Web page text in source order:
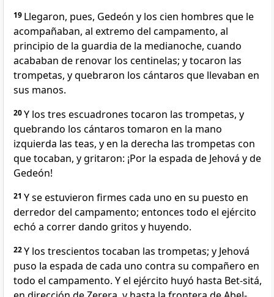
19 Llegaron, pues, Gedeón y los cien hombres que le
acompañaban, al extremo del campamento, al
principio de la guardia de la medianoche, cuando
acababan de renovar los centinelas; y tocaron las
trompetas, y quebraron los cántaros que llevaban en
sus manos.
20Y los tres escuadrones tocaron las trompetas, y
quebrando los cántaros tomaron en la mano
izquierda las teas, y en la derecha las trompetas con
que tocaban, y gritaron: ¡Por la espada de Jehová y de
Gedeón!
21 Y se estuvieron firmes cada uno en su puesto en
derredor del campamento; entonces todo el ejército
echó a correr dando gritos y huyendo.
22Y los trescientos tocaban las trompetas; y Jehová
puso la espada de cada uno contra su compañero en
todo el campamento. Y el ejército huyó hasta Bet-sitá,